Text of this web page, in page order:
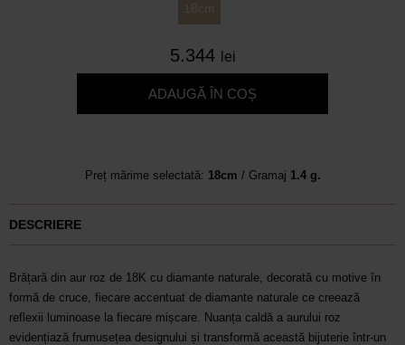
18cm
5.344 lei
ADAUGĂ ÎN COȘ
Preț mărime selectată: 18cm / Gramaj 1.4 g.
DESCRIERE
Brățară din aur roz de 18K cu diamante naturale, decorată cu motive în
formă de cruce, fiecare accentuat de diamante naturale ce creează
reflexii luminoase la fiecare mișcare. Nuanța caldă a aurului roz
evidențiază frumusețea designului și transformă această bijuterie într-un